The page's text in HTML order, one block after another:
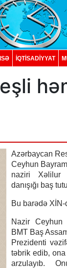
İQTISADIYYAT
Azərbaycan
Ceyhun
naziri Xəlilur
danışığı baş
Bu barədə
Nazir Ceyhun
BMT Baş
Prezidenti
təbrik edib,
arzulayıb.